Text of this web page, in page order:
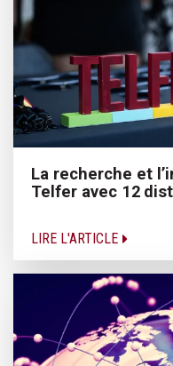
La recherche et
Telfer avec 12
LIRE L'ARTICLE